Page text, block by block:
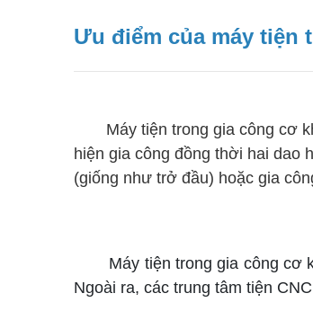
Ưu điểm của máy tiện
Máy tiện trong gia công cơ
hiện gia công đồng thời hai dao
(giống như trở đầu) hoặc gia
Máy tiện trong gia công cơ
Ngoài ra, các trung tâm tiện